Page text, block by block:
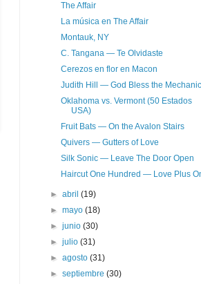
The Affair
La música en The Affair
Montauk, NY
C. Tangana — Te Olvidaste
Cerezos en flor en Macon
Judith Hill — God Bless the Mechanic
Oklahoma vs. Vermont (50 Estados
USA)
Fruit Bats — On the Avalon Stairs
Quivers — Gutters of Love
Silk Sonic — Leave The Door Open
Haircut One Hundred — Love Plus
►abril(19)
►mayo(18)
►junio(30)
►julio(31)
►agosto(31)
►septiembre(30)